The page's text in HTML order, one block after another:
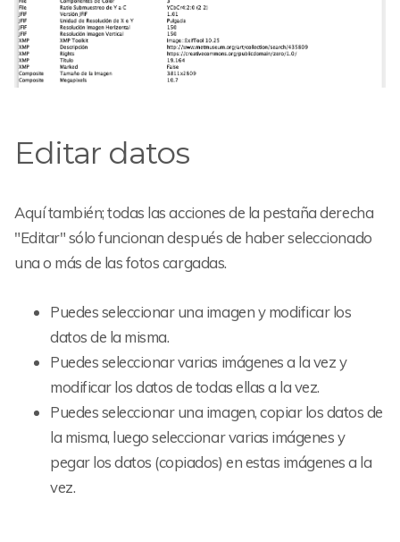
Editar datos
Aquí también; todas las acciones de la pestaña derecha
"Editar" sólo funcionan después de haber seleccionado
una o más de las fotos cargadas.
Puedes seleccionar una imagen y modificar los
datos de la misma.
Puedes seleccionar varias imágenes a la vez y
modificar los datos de todas ellas a la vez.
Puedes seleccionar una imagen, copiar los datos de
la misma, luego seleccionar varias imágenes y
pegar los datos (copiados) en estas imágenes a la
vez.